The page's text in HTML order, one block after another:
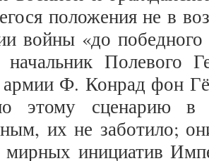
положения не в
войны «до
начальник Полевого
армии Ф. Конрад фон
этому сценарию в
их не заботило;
мирных инициатив